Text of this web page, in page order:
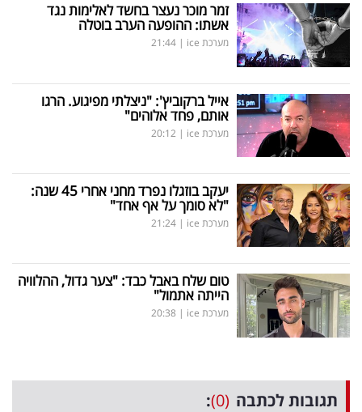
זמר מוכר נעצר בחשד לאלימות נגד
אשתו: ההופעה הערב בוטלה
מערכת ice |
21:44
אייל ברקוביץ': "ניצלתי מפיגוע. הרגו
אותם, פחד אלוהים"
מערכת ice |
20:12
יעקב בוזגלו נפרד מחני אחרי 45 שנה:
"לא סומך על אף אחד"
מערכת ice |
21:24
טום שלח באבל כבד: "צער גדול, ההלוויה
הייתה אתמול"
מערכת ice |
20:38
תגובות לכתבה (0)
: